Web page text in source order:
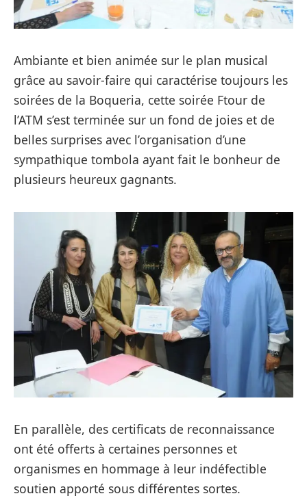
Ambiante et bien animée sur le plan musical
grâce au savoir-faire qui caractérise toujours les
soirées de la Boqueria, cette soirée Ftour de
l’ATM s’est terminée sur un fond de joies et de
belles surprises avec l’organisation d’une
sympathique tombola ayant fait le bonheur de
plusieurs heureux gagnants.
En parallèle, des certificats de reconnaissance
ont été offerts à certaines personnes et
organismes en hommage à leur indéfectible
soutien apporté sous différentes sortes.